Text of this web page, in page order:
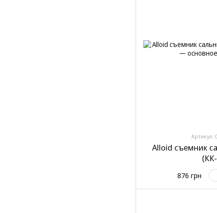
Артикул:
Alloid съемник
876 грн